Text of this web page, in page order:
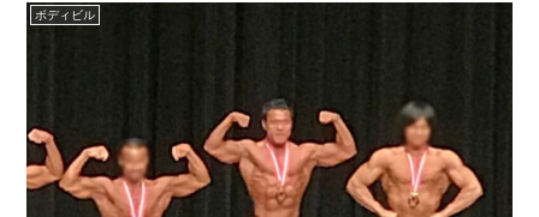
ボディビル